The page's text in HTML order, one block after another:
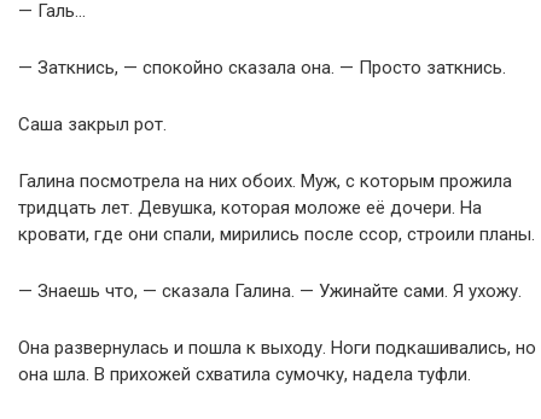
— Галь…
— Заткнись, — спокойно сказала она. — Просто заткнись.
Саша закрыл рот.
Галина посмотрела на них обоих. Муж, с которым прожила
тридцать лет. Девушка, которая моложе её дочери. На
кровати, где они спали, мирились после ссор, строили планы.
— Знаешь что, — сказала Галина. — Ужинайте сами. Я ухожу.
Она развернулась и пошла к выходу. Ноги подкашивались, но
она шла. В прихожей схватила сумочку, надела туфли.